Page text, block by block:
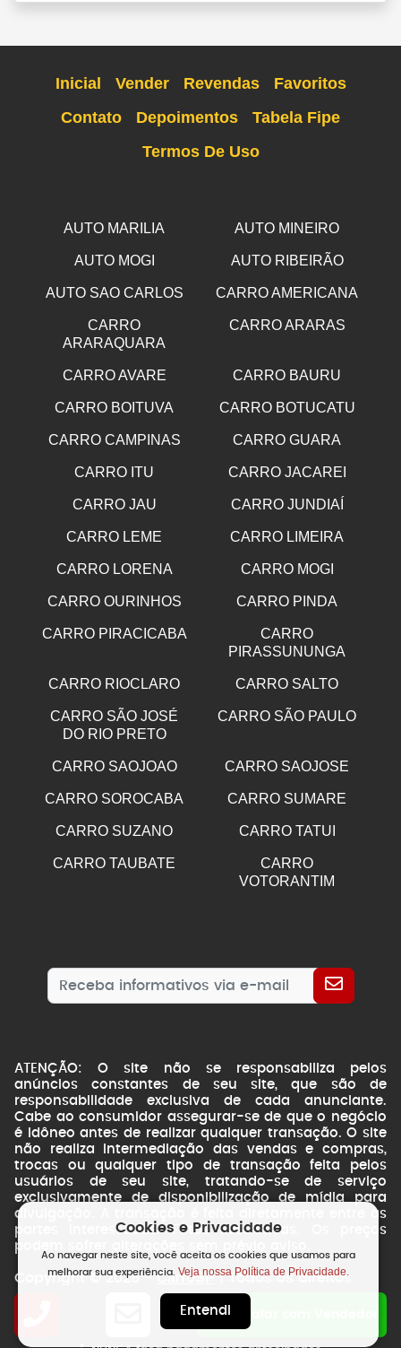
Inicial Vender Revendas
Favoritos
Contato
Depoimentos
Tabela Fipe
Termos De Uso
AUTO MARILIA AUTO MINEIRO
AUTO MOGI AUTO RIBEIRÃO
AUTO SAO CARLOS CARRO AMERICANA
CARRO
ARARAQUARA
CARRO ARARAS
CARRO AVARE CARRO BAURU
CARRO BOITUVA CARRO BOTUCATU
CARRO CAMPINAS CARRO GUARA
CARRO ITU CARRO JACAREI
CARRO JAU CARRO JUNDIAÍ
CARRO LEME CARRO LIMEIRA
CARRO LORENA CARRO MOGI
CARRO OURINHOS CARRO PINDA
CARRO PIRACICABA
CARRO
PIRASSUNUNGA
CARRO RIOCLARO CARRO SALTO
CARRO SÃO JOSÉ
DO RIO PRETO
CARRO SÃO PAULO
CARRO SAOJOAO CARRO SAOJOSE
CARRO SOROCABA CARRO SUMARE
CARRO SUZANO CARRO TATUI
CARRO TAUBATE
CARRO
VOTORANTIM
ATENÇÃO: O site não se responsabiliza pelos
anúncios constantes de seu site, que são de
responsabilidade exclusiva de cada anunciante.
Cabe ao consumidor assegurar-se de que o negócio
é idôneo antes de realizar qualquer transação. O site
não realiza intermediação das vendas e compras,
trocas ou qualquer tipo de transação feita pelos
usuários de seu site, tratando-se de serviço
exclusivamente de disponibilização de mídia para
divulgação. A transação é feita diretamente entre as
partes interessadas. Fotos ilustrativas. Os preços
podem sofrer alterações sem prévio aviso.
Copyright © 2026 -CarroSP| Todos os direitos
reservados.
Cookies e Privacidade
Ao navegar neste site, você aceita os cookies que usamos para
melhorar sua experiência.Veja nossa Política de Privacidade.
Entendi